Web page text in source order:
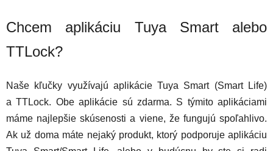
Chcem aplikáciu Tuya Smart alebo
TTLock?
Naše kľučky využívajú aplikácie Tuya Smart (Smart Life)
a TTLock. Obe aplikácie sú zdarma. S týmito aplikáciami
máme najlepšie skúsenosti a viene, že fungujú spoľahlivo.
Ak už doma máte nejaký produkt, ktorý podporuje aplikáciu